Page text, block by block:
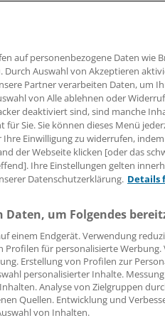
sehr viel über das
in Sachen
Topp in Ordnung, sorgt
soziale Kompetenz des
Ein
bei solchen
kann doch vieles
der Praxis. Wer geht
unterm Sofa? Und wer
auf personenbezogene Daten wie
Auswahl von Akzeptieren
Partner verarbeiten Daten, um
von Alle ablehnen oder
deaktiviert sind, sind manche
Sie. Sie können dieses Menü
Einwilligung zu widerrufen, indem
der Webseite klicken [oder das
Ihre Einstellungen gelten
Datenschutzerklärung. Details
um Folgendes
einem Endgerät. Verwendung
Profilen für personalisierte
Erstellung von Profilen zur
personalisierter Inhalte.
Analyse von Zielgruppen
Quellen. Entwicklung und
von Inhalten.